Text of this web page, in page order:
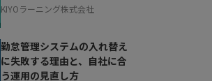
KIYOラーニング株式会社
勤怠管理システムの入れ替え
に失敗する理由と、自社に合
う運用の見直し方